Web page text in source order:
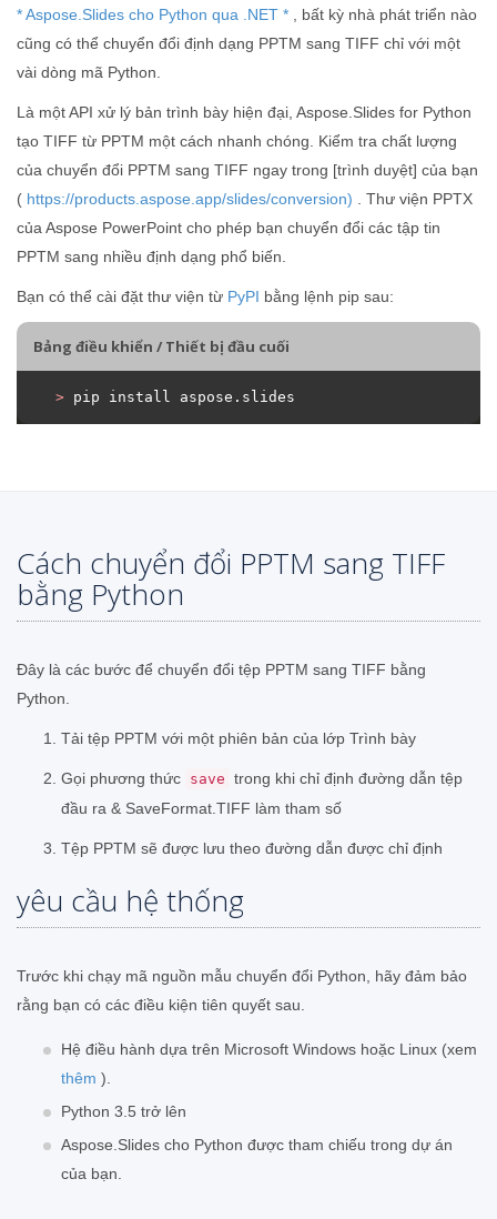
* Aspose.Slides cho Python qua .NET * , bất kỳ nhà phát triển nào
cũng có thể chuyển đổi định dạng PPTM sang TIFF chỉ với một
vài dòng mã Python.
Là một API xử lý bản trình bày hiện đại, Aspose.Slides for Python
tạo TIFF từ PPTM một cách nhanh chóng. Kiểm tra chất lượng
của chuyển đổi PPTM sang TIFF ngay trong [trình duyệt] của bạn
( https://products.aspose.app/slides/conversion) . Thư viện PPTX
của Aspose PowerPoint cho phép bạn chuyển đổi các tập tin
PPTM sang nhiều định dạng phổ biến.
Bạn có thể cài đặt thư viện từ PyPI bằng lệnh pip sau:
Bảng điều khiển / Thiết bị đầu cuối
> pip install aspose.slides
Cách chuyển đổi PPTM sang TIFF
bằng Python
Đây là các bước để chuyển đổi tệp PPTM sang TIFF bằng
Python.
Tải tệp PPTM với một phiên bản của lớp Trình bày
Gọi phương thức save trong khi chỉ định đường dẫn tệp
đầu ra & SaveFormat.TIFF làm tham số
Tệp PPTM sẽ được lưu theo đường dẫn được chỉ định
yêu cầu hệ thống
Trước khi chạy mã nguồn mẫu chuyển đổi Python, hãy đảm bảo
rằng bạn có các điều kiện tiên quyết sau.
Hệ điều hành dựa trên Microsoft Windows hoặc Linux (xem
thêm ).
Python 3.5 trở lên
Aspose.Slides cho Python được tham chiếu trong dự án
của bạn.